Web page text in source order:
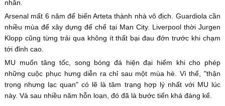
nhẫn.
Arsenal mất 6 năm để biến Arteta thành nhà vô địch. Guardiola cần
nhiều mùa để xây dựng đế chế tại Man City. Liverpool thời Jurgen
Klopp cũng từng trải qua không ít thất bại đau đớn trước khi chạm
tới đỉnh cao.
MU muốn tăng tốc, song bóng đá hiện đại hiếm khi cho phép
những cuộc phục hưng diễn ra chỉ sau một mùa hè. Vì thế, "thận
trọng nhưng lạc quan" có lẽ là tâm trạng hợp lý nhất với MU lúc
này. Và sau nhiều năm hỗn loạn, đó đã là bước tiến khá đáng kể.